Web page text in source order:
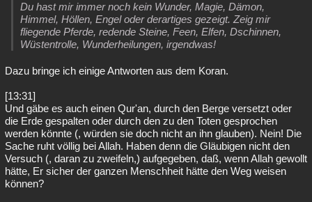
Du hast mir immer noch kein Wunder, Magie, Dämon,
Himmel, Höllen, Engel oder derartiges gezeigt. Zeig mir
fliegende Pferde, redende Steine, Feen, Elfen, Dschinnen,
Wüstentrolle, Wunderheilungen, irgendwas!
Dazu bringe ich einige Antworten aus dem Koran.
[13:31]
Und gäbe es auch einen Qur'an, durch den Berge versetzt oder
die Erde gespalten oder durch den zu den Toten gesprochen
werden könnte (, würden sie doch nicht an ihn glauben). Nein! Die
Sache ruht völlig bei Allah. Haben denn die Gläubigen nicht den
Versuch (, daran zu zweifeln,) aufgegeben, daß, wenn Allah gewollt
hätte, Er sicher der ganzen Menschheit hätte den Weg weisen
können?